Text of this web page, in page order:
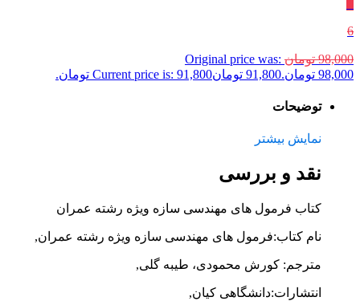
6
98,000 تومان Original price was:
98,000 تومان.
91,800 تومانCurrent price is: 91,800 تومان.
توضیحات
نمایش بیشتر
نقد و بررسی
کتاب فرمول های مهندسی سازه ویژه رشته عمران
نام کتاب:فرمول های مهندسی سازه ویژه رشته عمران,
مترجم: کورش محمودی، طیبه گلی,
انتشارات:دانشگاهی کیان,